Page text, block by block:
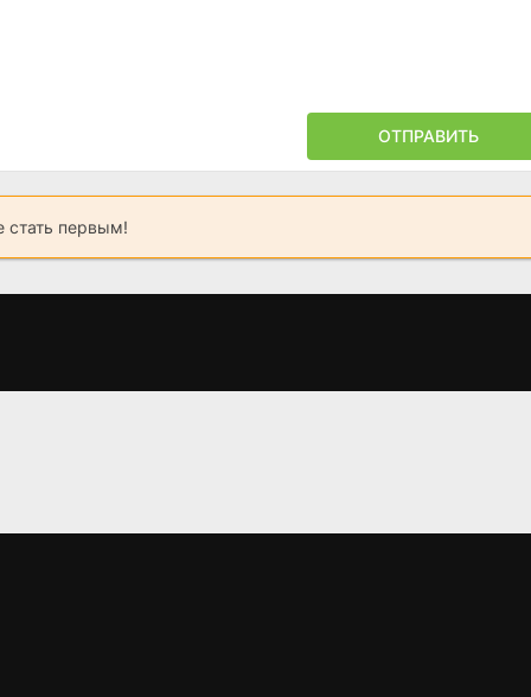
ОТПРАВИТЬ
стать первым!
Аладин Абракадабра